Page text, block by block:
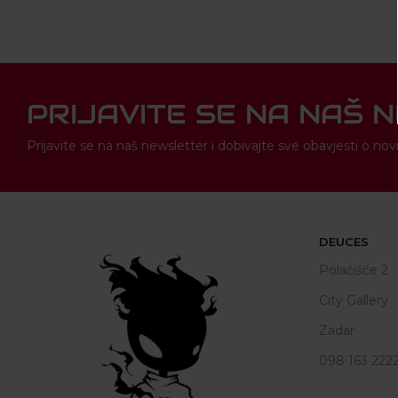
PRIJAVITE SE NA NAŠ
Prijavite se na naš newsletter i dobivajte sve obavjesti o
DEUCES
Polačišće 2
City Gallery
Zadar
098 163